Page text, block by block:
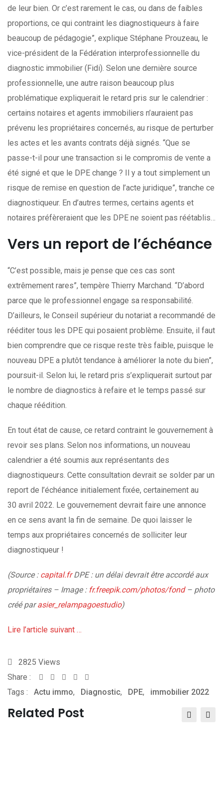
de leur bien. Or c’est rarement le cas, ou dans de faibles
proportions, ce qui contraint les diagnostiqueurs à faire
beaucoup de pédagogie”, explique Stéphane Prouzeau, le
vice-président de la Fédération interprofessionnelle du
diagnostic immobilier (Fidi). Selon une dernière source
professionnelle, une autre raison beaucoup plus
problématique expliquerait le retard pris sur le calendrier :
certains notaires et agents immobiliers n’auraient pas
prévenu les propriétaires concernés, au risque de perturber
les actes et les avants contrats déjà signés. “Que se
passe-t-il pour une transaction si le compromis de vente a
été signé et que le DPE change ? Il y a tout simplement un
risque de remise en question de l’acte juridique”, tranche ce
diagnostiqueur. En d’autres termes, certains agents et
notaires préfèreraient que les DPE ne soient pas réétablis…
Vers un report de l’échéance
“C’est possible, mais je pense que ces cas sont
extrêmement rares”, tempère Thierry Marchand. “D’abord
parce que le professionnel engage sa responsabilité.
D’ailleurs, le Conseil supérieur du notariat a recommandé de
rééditer tous les DPE qui posaient problème. Ensuite, il faut
bien comprendre que ce risque reste très faible, puisque le
nouveau DPE a plutôt tendance à améliorer la note du bien”,
poursuit-il. Selon lui, le retard pris s’expliquerait surtout par
le nombre de diagnostics à refaire et le temps passé sur
chaque réédition.
En tout état de cause, ce retard contraint le gouvernement à
revoir ses plans. Selon nos informations, un nouveau
calendrier a été soumis aux représentants des
diagnostiqueurs. Cette consultation devrait se solder par un
report de l’échéance initialement fixée, certainement au
30 avril 2022. Le gouvernement devrait faire une annonce
en ce sens avant la fin de semaine. De quoi laisser le
temps aux propriétaires concernés de solliciter leur
diagnostiqueur !
(Source : capital.frDPE : un délai devrait être accordé aux
propriétaires – Image : fr.freepik.com/photos/fond– photo
créé parasier_relampagoestudio)
Lire l’article suivant …
2825 Views
Share :
Whatsapp
Share
via
Email
Tags : Actu immo, Diagnostic, DPE, immobilier 2022
Related Post